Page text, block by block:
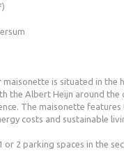
is situated in the
the Albert Heijn around
The maisonette
costs and sustainable
or 2 parking spaces in the